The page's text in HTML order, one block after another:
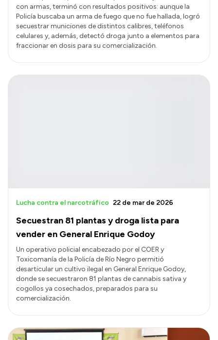
con armas, terminó con resultados positivos: aunque la
Policía buscaba un arma de fuego que no fue hallada, logró
secuestrar municiones de distintos calibres, teléfonos
celulares y, además, detectó droga junto a elementos para
fraccionar en dosis para su comercialización.
Secuestran 81 plantas y droga lista para
vender en General Enrique Godoy
Lucha contra el narcotráfico 22 de mar de 2026
Un operativo policial encabezado por el COER y
Toxicomanía de la Policía de Río Negro permitió
desarticular un cultivo ilegal en General Enrique Godoy,
donde se secuestraron 81 plantas de cannabis sativa y
cogollos ya cosechados, preparados para su
comercialización.